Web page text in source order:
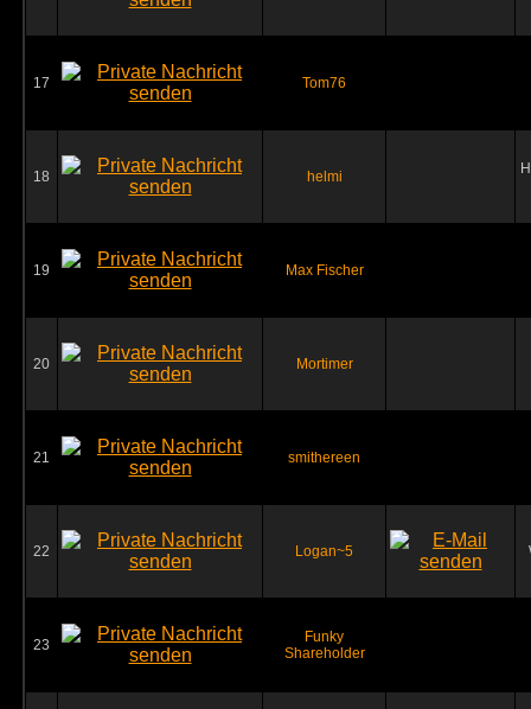
17 Tom76
18 helmi
19 Max Fischer
20 Mortimer
21 smithereen
22 Logan~5
23
Funky
Shareholder